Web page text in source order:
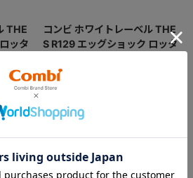
THE
ッタ
、コ
ルド
。
コンビ ホワイトレーベル THE
S R129 エッグショック ロッタ
デル）
フラットクッション搭載、コ
ンパクトベッド型チャイルド
シート（2025年モデル）。
￥79,200